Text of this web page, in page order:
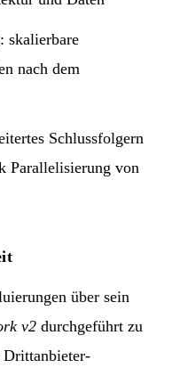
: skalierbare
nach dem
Schlussfolgern
Parallelisierung von
über sein
v2 durchgeführt zu
Drittanbieter-